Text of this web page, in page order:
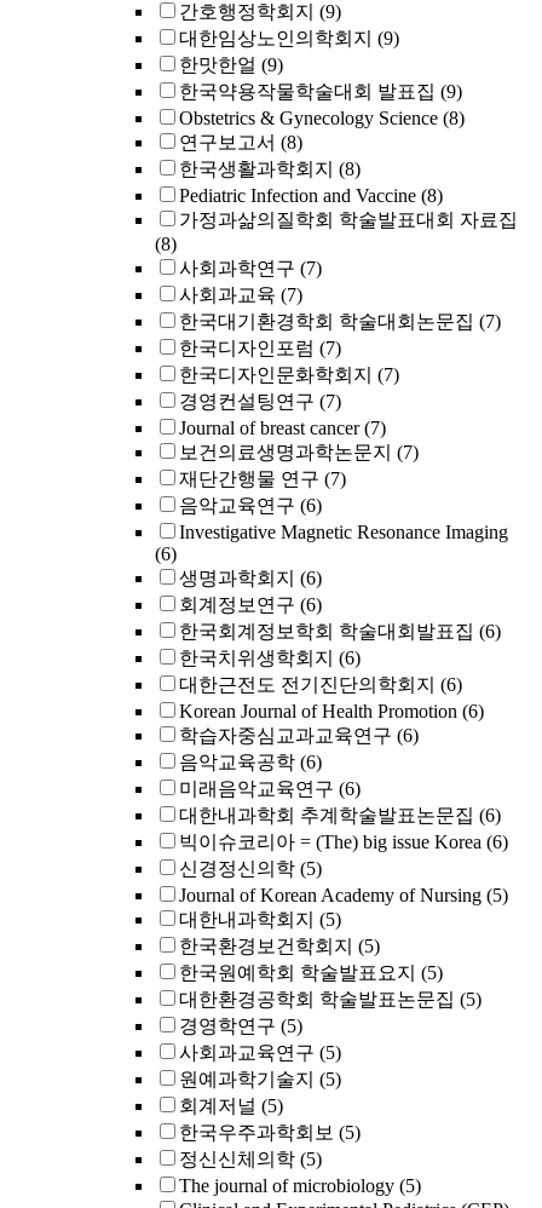
간호행정학회지 (9)
대한임상노인의학회지 (9)
한맛한얼 (9)
한국약용작물학술대회 발표집 (9)
Obstetrics & Gynecology Science (8)
연구보고서 (8)
한국생활과학회지 (8)
Pediatric Infection and Vaccine (8)
가정과삶의질학회 학술발표대회 자료집
(8)
사회과학연구 (7)
사회과교육 (7)
한국대기환경학회 학술대회논문집 (7)
한국디자인포럼 (7)
한국디자인문화학회지 (7)
경영컨설팅연구 (7)
Journal of breast cancer (7)
보건의료생명과학논문지 (7)
재단간행물 연구 (7)
음악교육연구 (6)
Investigative Magnetic Resonance Imaging
(6)
생명과학회지 (6)
회계정보연구 (6)
한국회계정보학회 학술대회발표집 (6)
한국치위생학회지 (6)
대한근전도 전기진단의학회지 (6)
Korean Journal of Health Promotion (6)
학습자중심교과교육연구 (6)
음악교육공학 (6)
미래음악교육연구 (6)
대한내과학회 추계학술발표논문집 (6)
빅이슈코리아 = (The) big issue Korea (6)
신경정신의학 (5)
Journal of Korean Academy of Nursing (5)
대한내과학회지 (5)
한국환경보건학회지 (5)
한국원예학회 학술발표요지 (5)
대한환경공학회 학술발표논문집 (5)
경영학연구 (5)
사회과교육연구 (5)
원예과학기술지 (5)
회계저널 (5)
한국우주과학회보 (5)
정신신체의학 (5)
The journal of microbiology (5)